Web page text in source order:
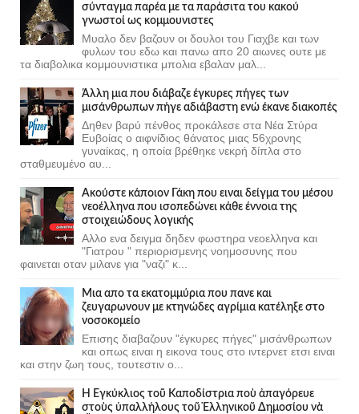
σύνταγμα παρέα με τα παράσιτα του κακού
γνωστοί ως κομμουνιστες
Μυαλο δεν βαζουν οι δουλοι του Γιαχβε και των
φυλων του εδω και πανω απο 20 αιωνες ουτε με
τα διαβολικα κομμουνιστικα μπολια εβαλαν μαλ...
Άλλη μια που διάβαζε έγκυρες πήγες των
μισάνθρωπων πήγε αδιάβαστη ενώ έκανε διακοπές
Δηθεν βαρύ πένθος προκάλεσε στα Νέα Στύρα
Ευβοίας ο αιφνίδιος θάνατος μιας 56χρονης
γυναίκας, η οποία βρέθηκε νεκρή δίπλα στο
σταθμευμένο αυ...
Ακούστε κάποιον Γάκη που ειναι δείγμα του μέσου
νεοέλληνα που ισοπεδώνει κάθε έννοια της
στοιχειώδους λογικής
Αλλο ενα δειγμα δηδεν φωστηρα νεοελληνα και
"Γιατρου " περιορισμενης νοημοσυνης που
φαινεται οταν μιλανε για "ναζι" κ...
Μια απο τα εκατομμύρια που πανε και
ζευγαρωνουν με κτηνώδες αγρίμια κατέληξε στο
νοσοκομείο
Επισης διαβαζουν "έγκυρες πήγες" μισάνθρωπων
και οπως ειναι η εικονα τους στο ιντερνετ ετσι ειναι
και στην ζωη τους, τουτεστιν ο...
Ἡ Ἐγκύκλιος τοῦ Καποδίστρια ποὺ ἀπαγόρευε
στοὺς ὑπαλλήλους τοῦ Ἑλληνικοῦ Δημοσίου νὰ